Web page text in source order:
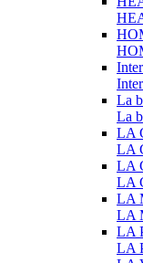
La
La
LA
LA
LA
LA
LA
LA
LA
LA